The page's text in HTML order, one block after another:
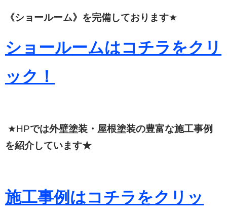
《ショールーム》を完備しております★
ショールームはコチラをクリ
ック！
★HPでは外壁塗装・屋根塗装の豊富な施工事例
を紹介しています★
施工事例はコチラをクリッ